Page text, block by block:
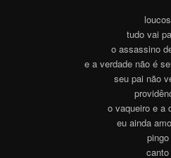
loucos
tudo vai
o assassino
e a verdade não é
seu pai não
o vaqueiro e a
eu ainda
pingo
canto